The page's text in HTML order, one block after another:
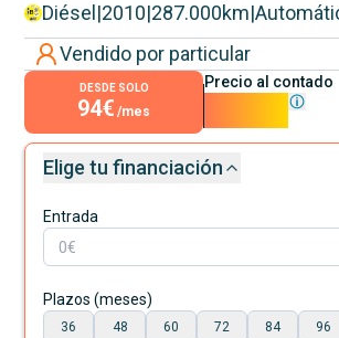
Diésel |2010|287.000km|
Vendido por particular
DESDE SOLO
94€ /mes
Precio al contado
Elige tu financiación
Entrada
Plazos (meses)
36 48 60 72 84 96